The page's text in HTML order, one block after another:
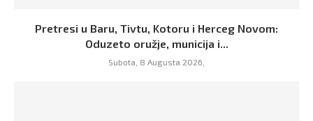
Pretresi u Baru, Tivtu, Kotoru i Herceg Novom:
Oduzeto oružje, municija i...
Subota, 8 Augusta 2026,